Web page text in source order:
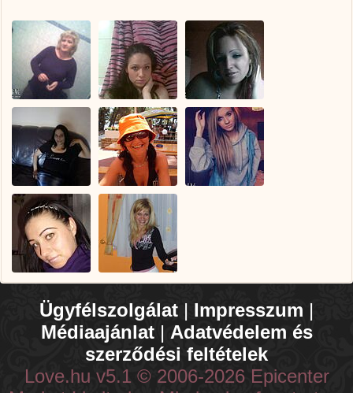
Ügyfélszolgálat | Impresszum |
Médiaajánlat| Adatvédelem és
szerződési feltételek
Love.hu v5.1 © 2006-2026 Epicenter